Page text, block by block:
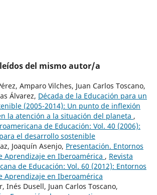
del mismo autor/a
Amparo Vilches, Juan Carlos Toscano,
Álvarez, Década de la Educación para un
(2005-2014): Un punto de inflexión
la atención a la situación del planeta ,
de Educación: Vol. 40 (2006):
el desarrollo sostenible
Joaquín Asenjo, Presentación. Entornos
Aprendizaje en Iberoamérica , Revista
de Educación: Vol. 60 (2012): Entornos
Aprendizaje en Iberoamérica
Inés Dusell, Juan Carlos Toscano,